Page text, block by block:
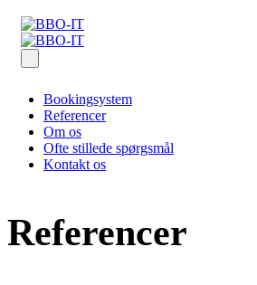
Bookingsystem
Referencer
Om os
Ofte stillede spørgsmål
Kontakt os
Referencer